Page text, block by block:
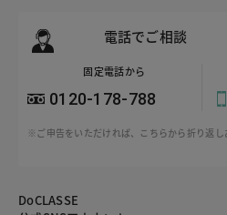
電話でご相談
固定電話から
0120-178-788
※ご申告をいただければ、こちらから折り返し
DoCLASSE